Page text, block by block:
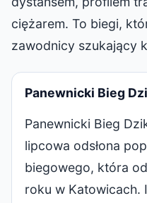
ciężarem. To biegi,
zawodnicy szukający
Panewnicki Bieg
Panewnicki Bieg
lipcowa odsłona
biegowego, która
roku w Katowicach.